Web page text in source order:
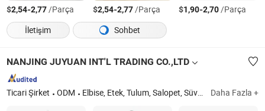
$2,54-2,77/Parça $2,54-2,77/Parça $1,90-2,70/Parça
İletişim
Sohbet
NANJING JUYUAN INT'L TRADING CO.,LTD
Ticari Şirket ODM Elbise, Etek, Tulum, Salopet, Süveter, Şort, Gömlek, Büyükanne, Pantolon Daha Fazla +